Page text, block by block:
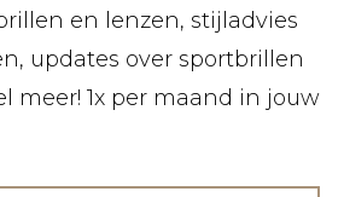
en lenzen, stijladvies
updates over sportbrillen
meer! 1x per maand in jouw